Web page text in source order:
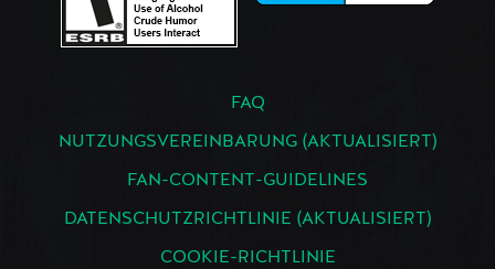
FAQ
NUTZUNGSVEREINBARUNG (AKTUALISIERT)
FAN-CONTENT-GUIDELINES
DATENSCHUTZRICHTLINIE (AKTUALISIERT)
COOKIE-RICHTLINIE